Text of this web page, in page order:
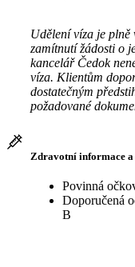
Udělení víza je plně
zamítnutí žádosti o
kancelář Čedok
víza. Klientům
dostatečným
požadované
Zdravotní informace
Povinná
Doporučená
B